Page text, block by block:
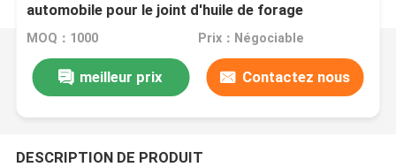
automobile pour le joint d'huile de forage
MOQ：1000 Prix：Négociable
meilleur prix Contactez nous
DESCRIPTION DE PRODUIT